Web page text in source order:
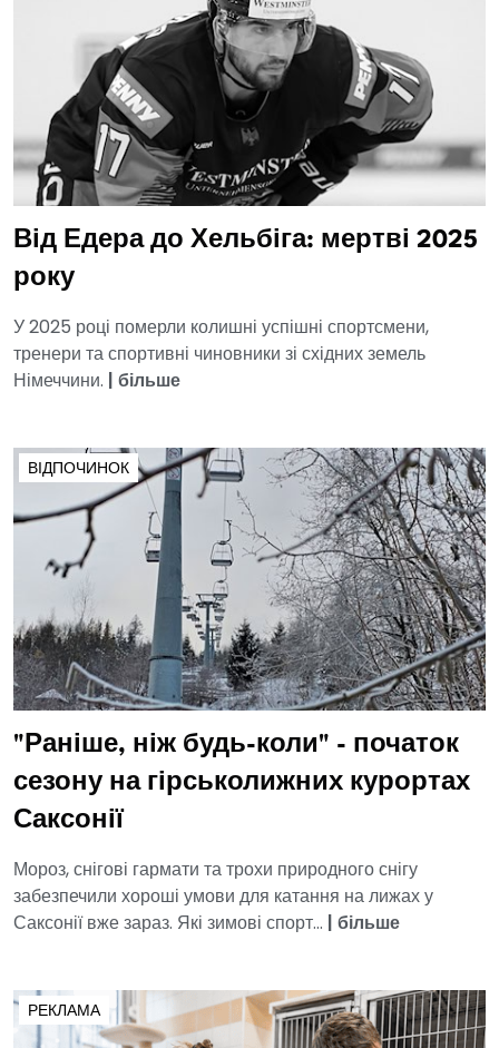
Від Едера до Хельбіга: мертві 2025
року
У 2025 році померли колишні успішні спортсмени,
тренери та спортивні чиновники зі східних земель
Німеччини. | більше
ВІДПОЧИНОК
"Раніше, ніж будь-коли" - початок
сезону на гірськолижних курортах
Саксонії
Мороз, снігові гармати та трохи природного снігу
забезпечили хороші умови для катання на лижах у
Саксонії вже зараз. Які зимові спорт... | більше
РЕКЛАМА